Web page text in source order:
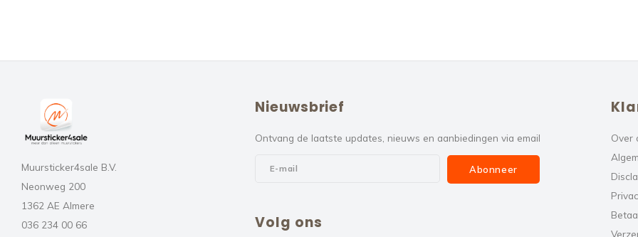
Muursticker4sale B.V.
Neonweg 200
1362 AE Almere
036 234 00 66
Nieuwsbrief
Ontvang de laatste updates, nieuws en aanbiedingen via email
Abonneer
Volg ons
Over